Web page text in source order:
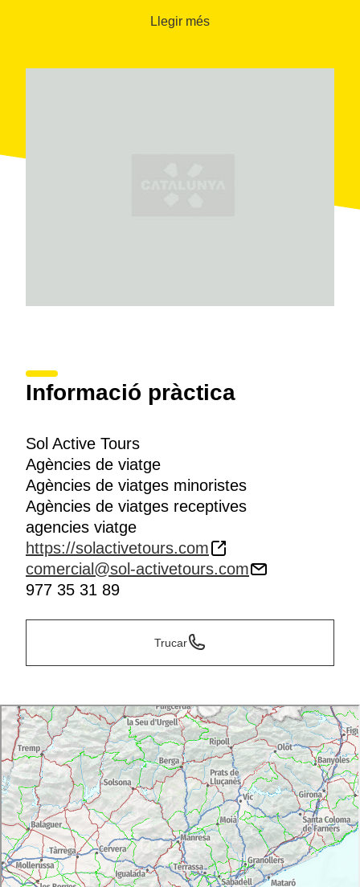
poden adaptar per a persones amb
cadires per a dutxes.
Llegir més
Informació pràctica
Sol Active Tours
Agències de viatge
Agències de viatges minoristes
Agències de viatges receptives
agencies viatge
https://solactivetours.com
comercial@sol-activetours.com
977 35 31 89
Trucar